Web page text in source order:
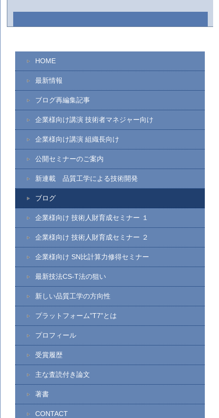
HOME
最新情報
ブログ再編集記事
企業様向け講演 技術者マネジャー向け
企業様向け講演 組織長向け
公開セミナーのご案内
新連載 品質工学による技術開発
ブログ
企業様向け 技術人財育成セミナー １
企業様向け 技術人財育成セミナー ２
企業様向け SN比計算力修得セミナー
最新技法CS-T法の狙い
新しい品質工学の方向性
プラットフォーム"T7"とは
プロフィール
受賞履歴
主な査読付き論文
著書
CONTACT